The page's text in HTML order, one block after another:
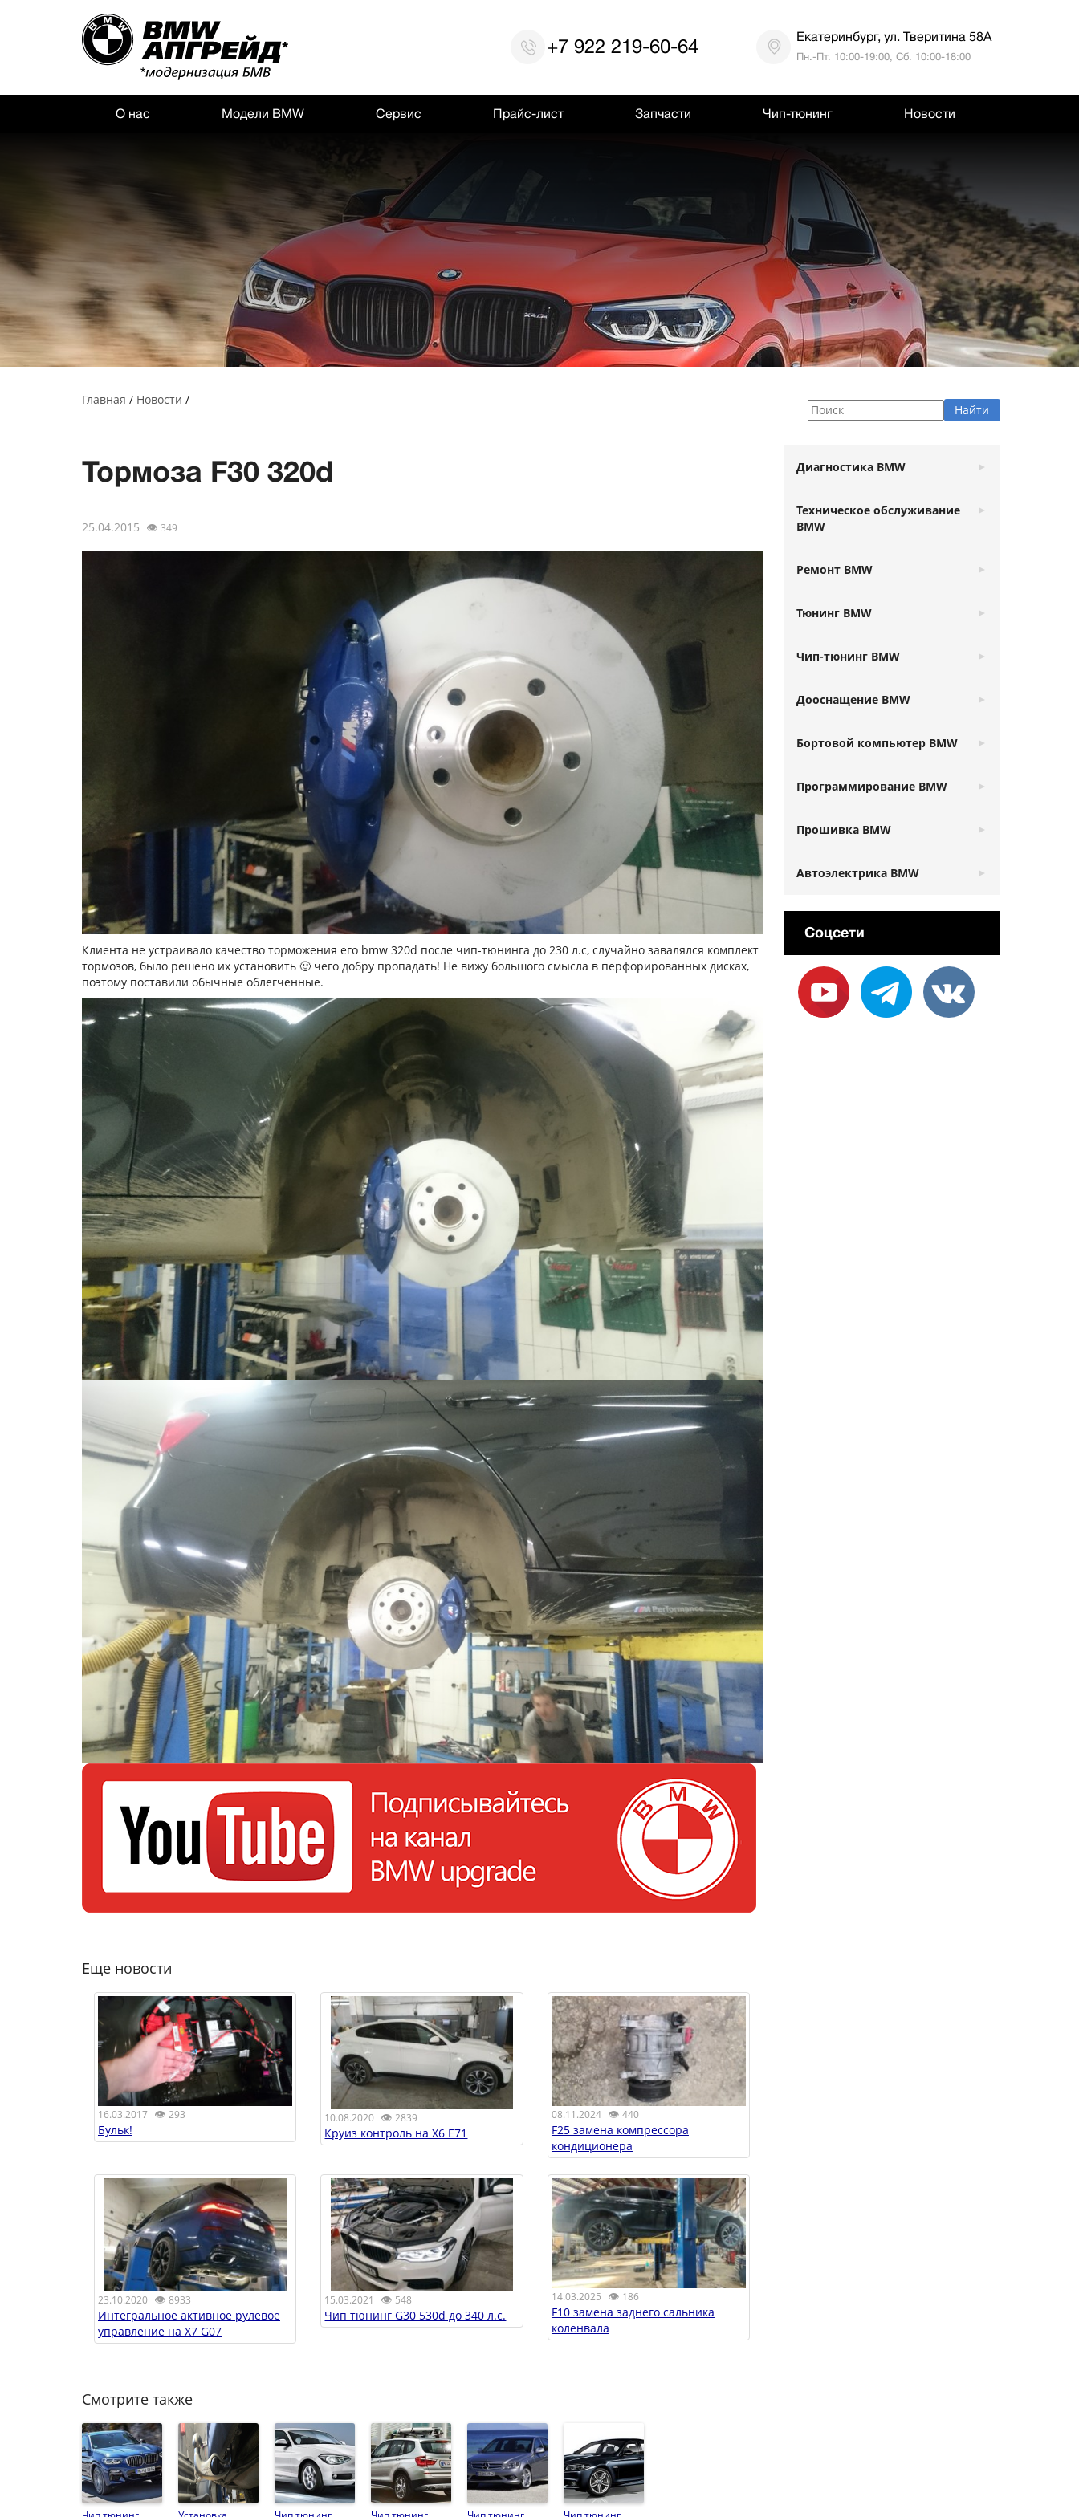
+7 922 219-60-64 Екатеринбург, ул. Тверитина 58А
Пн.-Пт. 10:00-19:00, Сб. 10:00-18:00
О нас Модели BMW Сервис Прайс-лист Запчасти Чип-тюнинг Новости
Главная / Новости /
Тормоза F30 320d
25.04.2015 👁 349
Клиента не устраивало качество торможения его bmw 320d после чип-тюнинга до 230 л.с, случайно завалялся комплект
тормозов, было решено их установить 🙂 чего добру пропадать! Не вижу большого смысла в перфорированных дисках,
поэтому поставили обычные облегченные.
Еще новости
16.03.2017 👁 293
Бульк!
10.08.2020 👁2839
Круиз контроль на X6 E71
08.11.2024👁 440
F25 замена компрессора
кондиционера
23.10.2020 👁 8933
Интегральное активное рулевое
управление на X7 G07
15.03.2021 👁 548
Чип тюнинг G30 530d до 340 л.с.
14.03.2025 👁 186
F10 замена заднего сальника
коленвала
Смотрите также
Чип тюнинг Установка Чип тюнинг Чип тюнинг Чип тюнинг Чип тюнинг
Диагностика BMW
Техническое обслуживание
BMW
Ремонт BMW
Тюнинг BMW
Чип-тюнинг BMW
Дооснащение BMW
Бортовой компьютер BMW
Программирование BMW
Прошивка BMW
Автоэлектрика BMW
Соцсети